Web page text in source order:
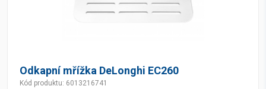
Odkapní mřížka DeLonghi EC260
Kód produktu: 6013216741